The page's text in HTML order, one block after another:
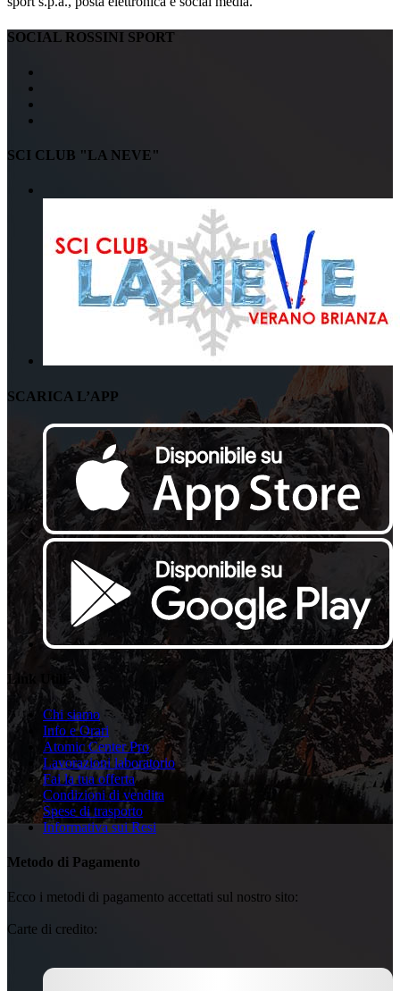
SOCIAL ROSSINI SPORT
SCI CLUB "LA NEVE"
SCARICA L’APP
Link Utili
Chi siamo
Info e Orari
Atomic Center Pro
Lavorazioni laboratorio
Fai la tua offerta
Condizioni di vendita
Spese di trasporto
Informativa sui Resi
Metodo di Pagamento
Ecco i metodi di pagamento accettati sul nostro sito:
Carte di credito: